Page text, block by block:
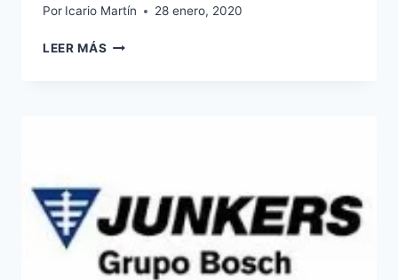
Por Icario Martín 28 enero, 2020
LEER MÁS SERVICIO